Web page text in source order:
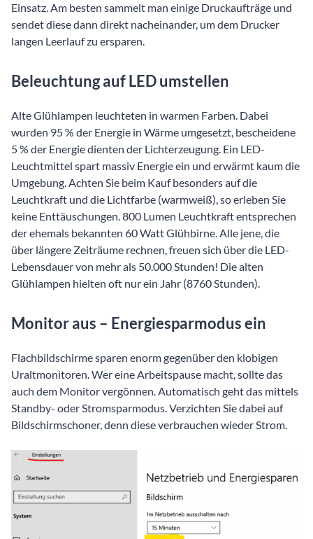
Einsatz. Am besten sammelt man einige Druckaufträge und
sendet diese dann direkt nacheinander, um dem Drucker
langen Leerlauf zu ersparen.
Beleuchtung auf LED umstellen
Alte Glühlampen leuchteten in warmen Farben. Dabei
wurden 95 % der Energie in Wärme umgesetzt, bescheidene
5 % der Energie dienten der Lichterzeugung. Ein LED-
Leuchtmittel spart massiv Energie ein und erwärmt kaum die
Umgebung. Achten Sie beim Kauf besonders auf die
Leuchtkraft und die Lichtfarbe (warmweiß), so erleben Sie
keine Enttäuschungen. 800 Lumen Leuchtkraft entsprechen
der ehemals bekannten 60 Watt Glühbirne. Alle jene, die
über längere Zeiträume rechnen, freuen sich über die LED-
Lebensdauer von mehr als 50.000 Stunden! Die alten
Glühlampen hielten oft nur ein Jahr (8760 Stunden).
Monitor aus – Energiesparmodus ein
Flachbildschirme sparen enorm gegenüber den klobigen
Uraltmonitoren. Wer eine Arbeitspause macht, sollte das
auch dem Monitor vergönnen. Automatisch geht das mittels
Standby- oder Stromsparmodus. Verzichten Sie dabei auf
Bildschirmschoner, denn diese verbrauchen wieder Strom.